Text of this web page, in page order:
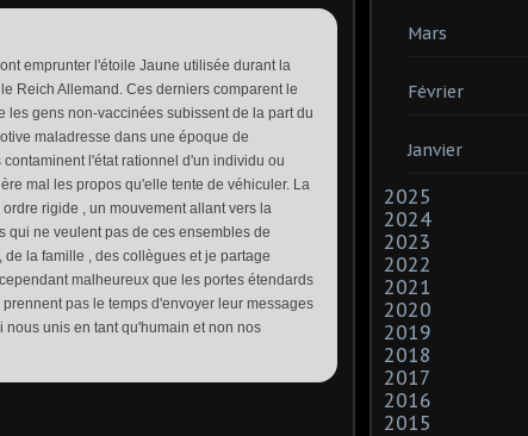
emprunter l'étoile Jaune utilisée durant la
Reich Allemand. Ces derniers comparent le
les gens non-vaccinées subissent de la part du
maladresse dans une époque de
l'état rationnel d'un individu ou
mal les propos qu'elle tente de véhiculer. La
rigide , un mouvement allant vers la
qui ne veulent pas de ces ensembles de
la famille , des collègues et je partage
malheureux que les portes étendards
pas le temps d'envoyer leur messages
nous unis en tant qu'humain et non nos
Mars
Février
Janvier
2025
2024
2023
2022
2021
2020
2019
2018
2017
2016
2015